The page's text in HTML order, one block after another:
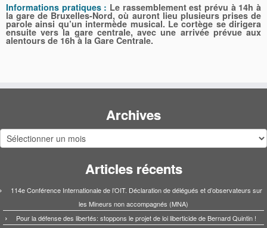
Informations pratiques : Le rassemblement est prévu à 14h à
la gare de Bruxelles-Nord, où auront lieu plusieurs prises de
parole ainsi qu’un intermède musical. Le cortège se dirigera
ensuite vers la gare centrale, avec une arrivée prévue aux
alentours de 16h à la Gare Centrale.
Archives
Archives
Articles récents
114e Conférence Internationale de l’OIT. Déclaration de délégués et d’observateurs sur
les Mineurs non accompagnés (MNA)
Pour la défense des libertés: stoppons le projet de loi liberticide de Bernard Quintin !